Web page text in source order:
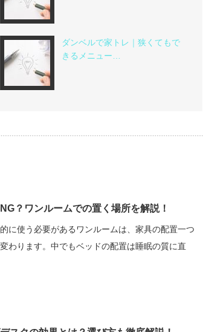
ダンベルで家トレ｜狭くてもで
きるメニュー…
？ワンルームでの置く場所を解説！
に使う必要があるワンルームは、家具の配置一つ
わります。中でもベッドの配置は睡眠の質に直